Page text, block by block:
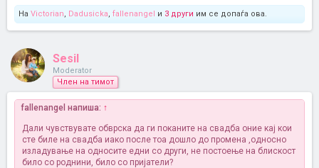
На Victorian, Dadusicka, fallenangel и 3 други им се допаѓа ова.
Sesil
Moderator
Член на тимот
fallenangel напиша: ↑
Дали чувствувате обврска да ги поканите на свадба оние кај кои
сте биле на свадба иако после тоа дошло до промена ,односно
изладување на односите едни со други, не постоење на блискост
било со роднини, било со пријатели?